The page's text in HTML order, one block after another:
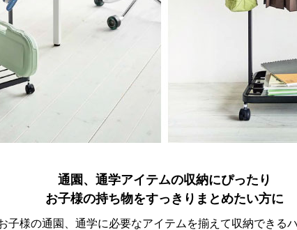
通園、通学アイテムの収納にぴったり
お子様の持ち物をすっきりまとめたい方に
子様の通園、通学に必要なアイテムを揃えて収納できる